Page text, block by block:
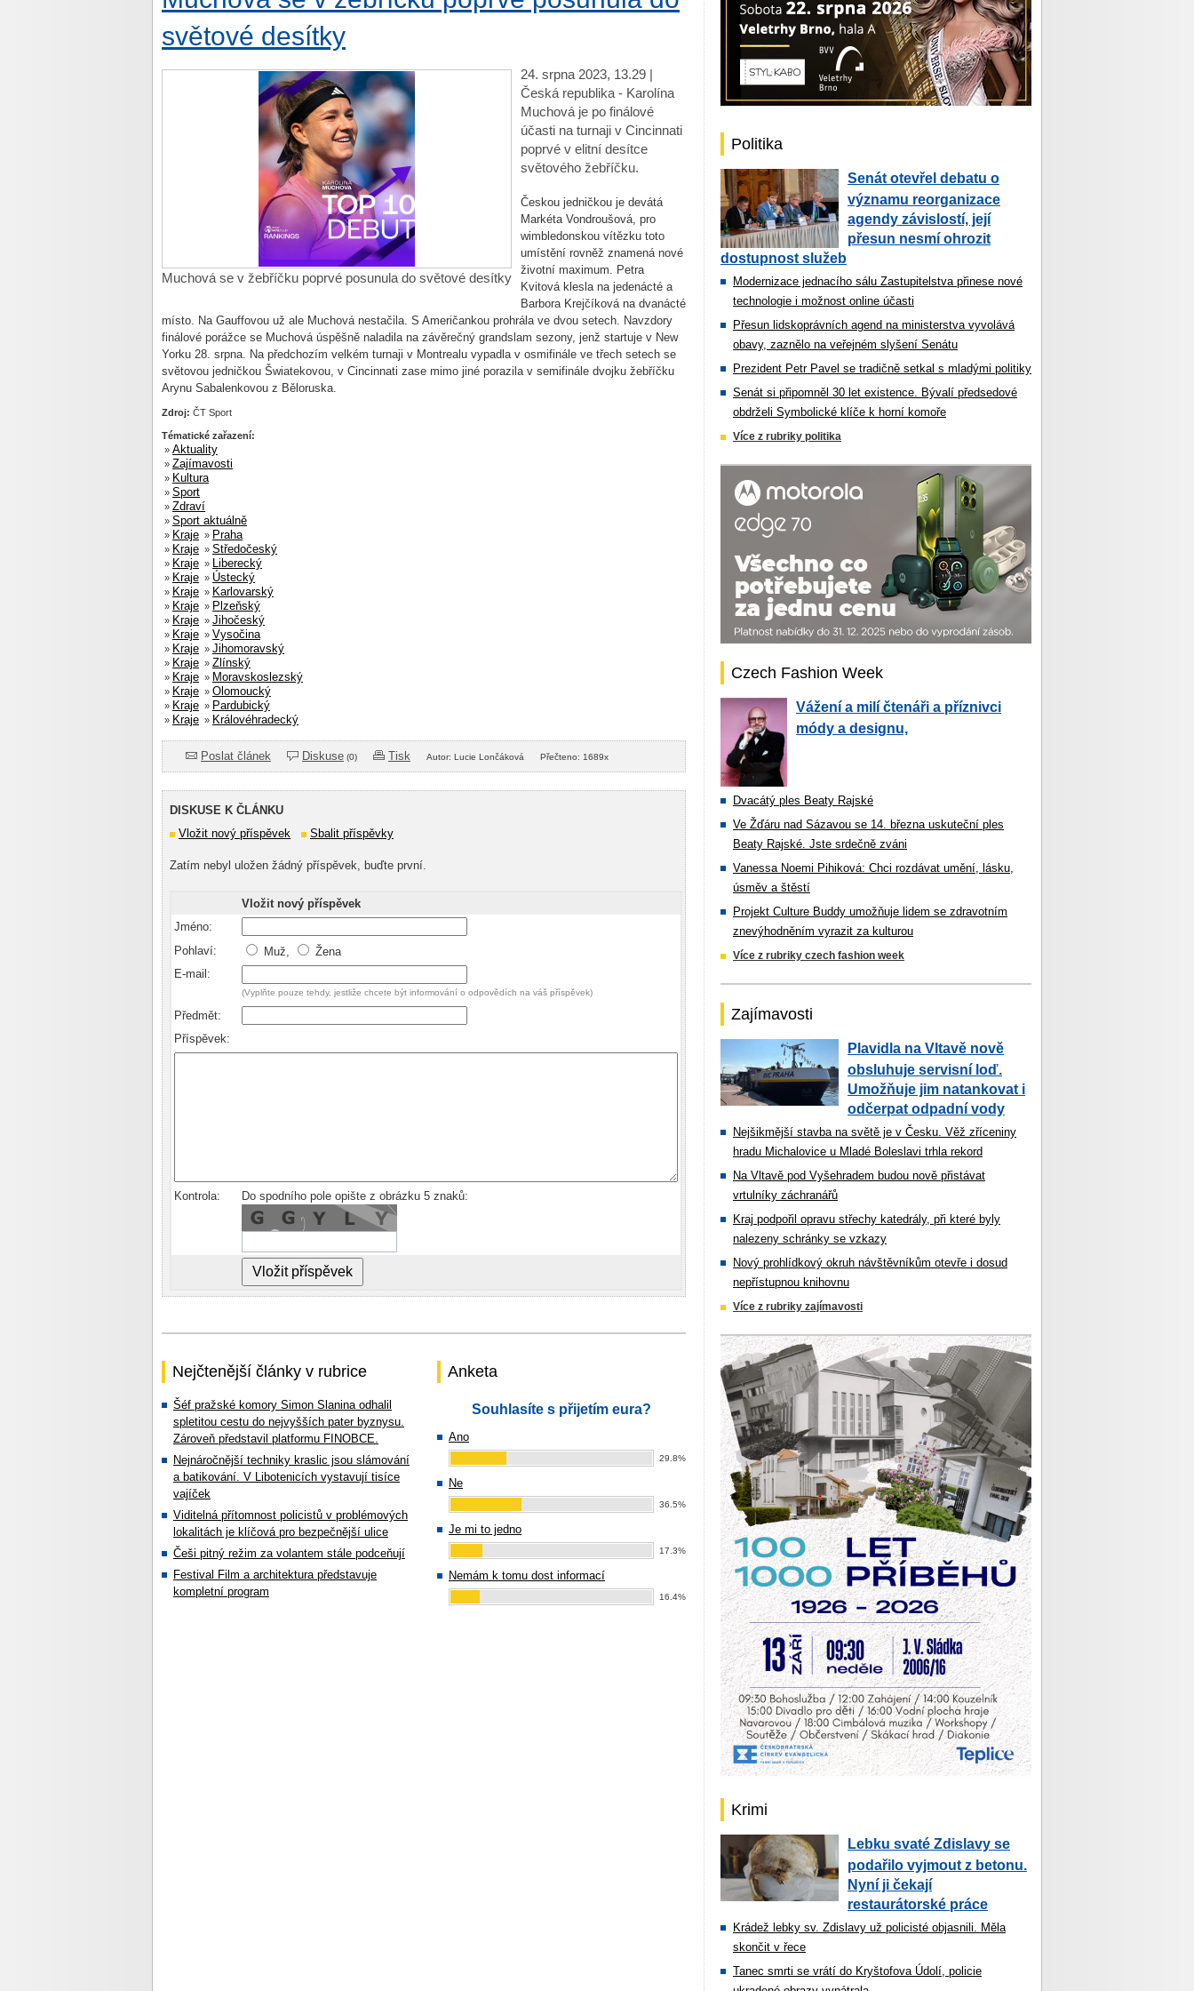
světové desítky
Muchová se v žebříčku poprvé posunula do světové desítky
24. srpna 2023, 13.29 |
Česká republika - Karolína
Muchová je po finálové
účasti na turnaji v Cincinnati
poprvé v elitní desítce
světového žebříčku.
Českou jedničkou je devátá
Markéta Vondroušová, pro
wimbledonskou vítězku toto
umístění rovněž znamená nové
životní maximum. Petra
Kvitová klesla na jedenácté a
Barbora Krejčíková na dvanácté
místo. Na Gauffovou už ale Muchová nestačila. S Američankou prohrála ve dvou setech. Navzdory
finálové porážce se Muchová úspěšně naladila na závěrečný grandslam sezony, jenž startuje v New
Yorku 28. srpna. Na předchozím velkém turnaji v Montrealu vypadla v osmifinále ve třech setech se
světovou jedničkou Šwiatekovou, v Cincinnati zase mimo jiné porazila v semifinále dvojku žebříčku
Arynu Sabalenkovou z Běloruska.
Zdroj: ČT Sport
Tématické zařazení:
» Aktuality
» Zajímavosti
» Kultura
» Sport
» Zdraví
» Sport aktuálně
» Kraje » Praha
» Kraje » Středočeský
» Kraje » Liberecký
» Kraje » Ústecký
» Kraje » Karlovarský
» Kraje » Plzeňský
» Kraje » Jihočeský
» Kraje » Vysočina
» Kraje » Jihomoravský
» Kraje » Zlínský
» Kraje » Moravskoslezský
» Kraje » Olomoucký
» Kraje » Pardubický
» Kraje » Královéhradecký
Poslat článek Diskuse (0) Tisk Autor: Lucie Lončáková Přečteno: 1689x
DISKUSE K ČLÁNKU
Vložit nový příspěvek
Sbalit příspěvky
Zatím nebyl uložen žádný příspěvek, buďte první.
Vložit nový příspěvek
Jméno:
Pohlaví:
Muž,
Žena
E-mail:
(Vyplňte pouze tehdy, jestliže chcete být informování o odpovědích na váš příspěvek)
Předmět:
Příspěvek:
Kontrola: Do spodního pole opište z obrázku 5 znaků:
Nejčtenější články v rubrice
Šéf pražské komory Simon Slanina odhalil
spletitou cestu do nejvyšších pater byznysu.
Zároveň představil platformu FINOBCE.
Nejnáročnější techniky kraslic jsou slámování
a batikování. V Libotenicích vystavují tisíce
vajíček
Viditelná přítomnost policistů v problémových
lokalitách je klíčová pro bezpečnější ulice
Češi pitný režim za volantem stále podceňují
Festival Film a architektura představuje
kompletní program
Anketa
Souhlasíte s přijetím eura?
Ano
29.8%
Ne
36.5%
Je mi to jedno
17.3%
Nemám k tomu dost informací
16.4%
Politika
Senát otevřel debatu o
významu reorganizace
agendy závislostí, její
přesun nesmí ohrozit
dostupnost služeb
Modernizace jednacího sálu Zastupitelstva přinese nové
technologie i možnost online účasti
Přesun lidskoprávních agend na ministerstva vyvolává
obavy, zaznělo na veřejném slyšení Senátu
Prezident Petr Pavel se tradičně setkal s mladými politiky
Senát si připomněl 30 let existence. Bývalí předsedové
obdrželi Symbolické klíče k horní komoře
Více z rubriky politika
Czech Fashion Week
Vážení a milí čtenáři a příznivci
módy a designu,
Dvacátý ples Beaty Rajské
Ve Žďáru nad Sázavou se 14. března uskuteční ples
Beaty Rajské. Jste srdečně zváni
Vanessa Noemi Pihiková: Chci rozdávat umění, lásku,
úsměv a štěstí
Projekt Culture Buddy umožňuje lidem se zdravotním
znevýhodněním vyrazit za kulturou
Více z rubriky czech fashion week
Zajímavosti
Plavidla na Vltavě nově
obsluhuje servisní loď.
Umožňuje jim natankovat i
odčerpat odpadní vody
Nejšikmější stavba na světě je v Česku. Věž zříceniny
hradu Michalovice u Mladé Boleslavi trhla rekord
Na Vltavě pod Vyšehradem budou nově přistávat
vrtulníky záchranářů
Kraj podpořil opravu střechy katedrály, při které byly
nalezeny schránky se vzkazy
Nový prohlídkový okruh návštěvníkům otevře i dosud
nepřístupnou knihovnu
Více z rubriky zajímavosti
Krimi
Lebku svaté Zdislavy se
podařilo vyjmout z betonu.
Nyní ji čekají
restaurátorské práce
Krádež lebky sv. Zdislavy už policisté objasnili. Měla
skončit v řece
Tanec smrti se vrátí do Kryštofova Údolí, policie